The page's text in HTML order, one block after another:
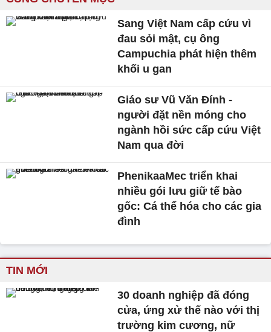
Sang Việt Nam cấp cứu vì
đau sỏi mật, cụ ông
Campuchia phát hiện thêm
khối u gan
Giáo sư Vũ Văn Đính -
người đặt nền móng cho
ngành hồi sức cấp cứu Việt
Nam qua đời
PhenikaaMec triển khai
nhiều gói lưu giữ tế bào
gốc: Cá thể hóa cho các gia
đình
TIN MỚI
30 doanh nghiệp đã đóng
cửa, ứng xử thế nào với thị
trường kim cương, nữ